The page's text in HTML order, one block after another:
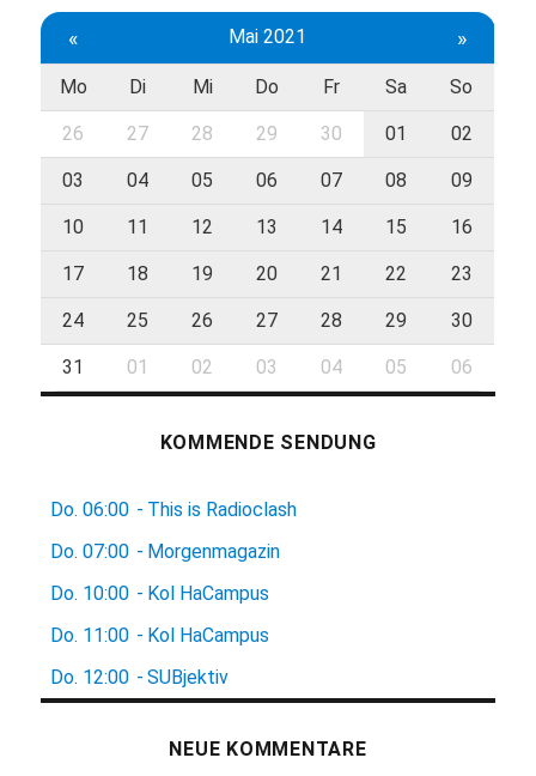
« Mai 2021 »
Mo Di Mi Do Fr Sa So
26 27 28 29 30 01 02
03 04 05 06 07 08 09
10 11 12 13 14 15 16
17 18 19 20 21 22 23
24 25 26 27 28 29 30
31 01 02 03 04 05 06
KOMMENDE SENDUNG
Do. 06:00 - This is Radioclash
Do. 07:00 - Morgenmagazin
Do. 10:00 - Kol HaCampus
Do. 11:00 - Kol HaCampus
Do. 12:00 - SUBjektiv
NEUE KOMMENTARE